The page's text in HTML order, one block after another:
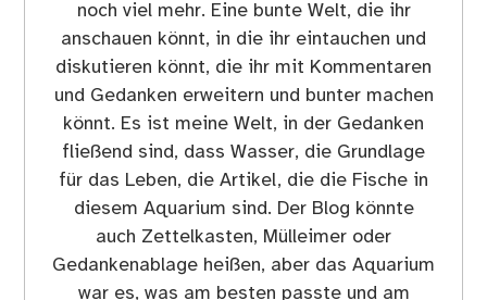
noch viel mehr. Eine bunte Welt, die ihr
anschauen könnt, in die ihr eintauchen und
diskutieren könnt, die ihr mit Kommentaren
und Gedanken erweitern und bunter machen
könnt. Es ist meine Welt, in der Gedanken
fließend sind, dass Wasser, die Grundlage
für das Leben, die Artikel, die die Fische in
diesem Aquarium sind. Der Blog könnte
auch Zettelkasten, Mülleimer oder
Gedankenablage heißen, aber das Aquarium
war es, was am besten passte und am